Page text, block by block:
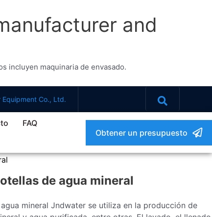
and
incluyen maquinaria de envasado.
Equipment Co., Ltd.
FAQ
Obtener un presupuesto
de agua mineral
mineral Jndwater se utiliza en la producción de